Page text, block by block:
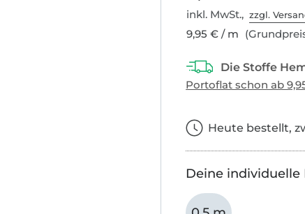
inkl. MwSt.,zzgl.
9,95 € / m
Heute bestellt,
Deine individuelle